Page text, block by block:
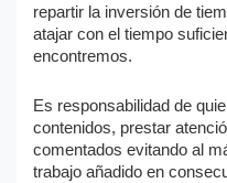
repartir la inversión de
atajar con el tiempo
encontremos.
Es responsabilidad de
contenidos, prestar
comentados evitando al
trabajo añadido en